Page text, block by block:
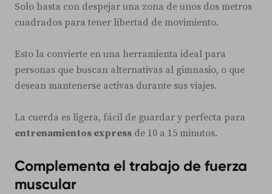
Solo basta con despejar una zona de unos dos metros
cuadrados para tener libertad de movimiento.
Esto la convierte en una herramienta ideal para
personas que buscan alternativas al gimnasio, o que
desean mantenerse activas durante sus viajes.
La cuerda es ligera, fácil de guardar y perfecta para
entrenamientos express de 10 a 15 minutos.
Complementa el trabajo de fuerza
muscular